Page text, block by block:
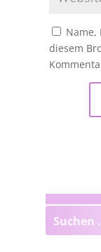
Name,
diesem